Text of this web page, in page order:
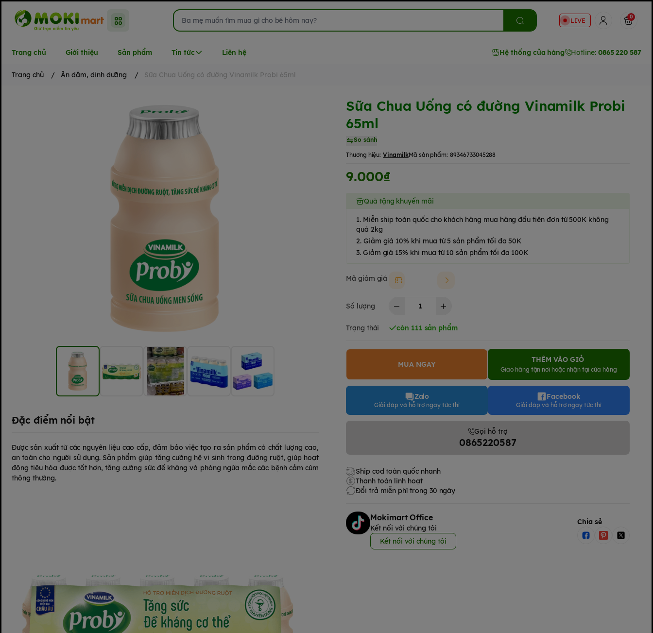
LIVE 0
Trang chủ Giới thiệu Sản phẩm Tin tức Liên hệ Hệ thống cửa hàng Hotline: 0865 220 587
Trang chủ / Ăn dặm, dinh dưỡng / Sữa Chua Uống có đường Vinamilk Probi 65ml
Sữa Chua Uống có đường Vinamilk Probi
65ml
So sánh
Thương hiệu: VinamilkMã sản phẩm: 89346733045288
9.000₫
Quà tặng khuyến mãi
1. Miễn ship toàn quốc cho khách hàng mua hàng đầu tiên đơn từ 500K không
quá 2kg
2. Giảm giá 10% khi mua từ 5 sản phẩm tối đa 50K
3. Giảm giá 15% khi mua từ 10 sản phẩm tối đa 100K
Mã giảm giá Moki50k
Số lượng
Trạng thái còn 111 sản phẩm
MUA NGAY
THÊM VÀO GIỎ
Giao hàng tận nơi hoặc nhận tại cửa hàng
Zalo
Giải đáp và hỗ trợ ngay tức thì
Facebook
Giải đáp và hỗ trợ ngay tức thì
Gọi hỗ trợ
0865220587
Ship cod toàn quốc nhanh
Thanh toán linh hoạt
Đổi trả miễn phí trong 30 ngày
Mokimart Office
Kết nối với chúng tôi
Kết nối với chúng tôi
Chia sẻ
Đặc điểm nổi bật
Được sản xuất từ các nguyên liệu cao cấp, đảm bảo việc tạo ra sản phẩm có chất lượng cao,
an toàn cho người sử dụng. Sản phẩm giúp tăng cường hệ vi sinh trong đường ruột, giúp hoạt
động tiêu hóa được tốt hơn, tăng cường sức đề kháng và phòng ngừa mắc các bệnh cảm cúm
thông thường.